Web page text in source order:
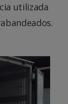
utilizada